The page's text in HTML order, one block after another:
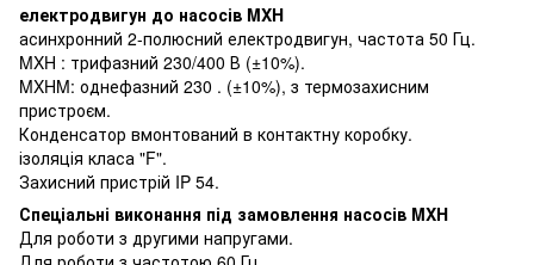
електродвигун до насосів MXH
асинхронний 2-полюсний електродвигун, частота 50 Гц.
MXH : трифазний 230/400 В (±10%).
MXHM: однефазний 230 . (±10%), з термозахисним
пристроєм.
Конденсатор вмонтований в контактну коробку.
ізоляція класа "F".
Захисний пристрій IP 54.
Спеціальні виконання під замовлення насосів MXH
Для роботи з другими напругами.